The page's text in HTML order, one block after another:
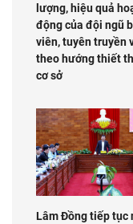
lượng, hiệu quả
động của đội ngũ
viên, tuyên truyền
theo hướng thiết
cơ sở
Lâm Đồng tiếp tục